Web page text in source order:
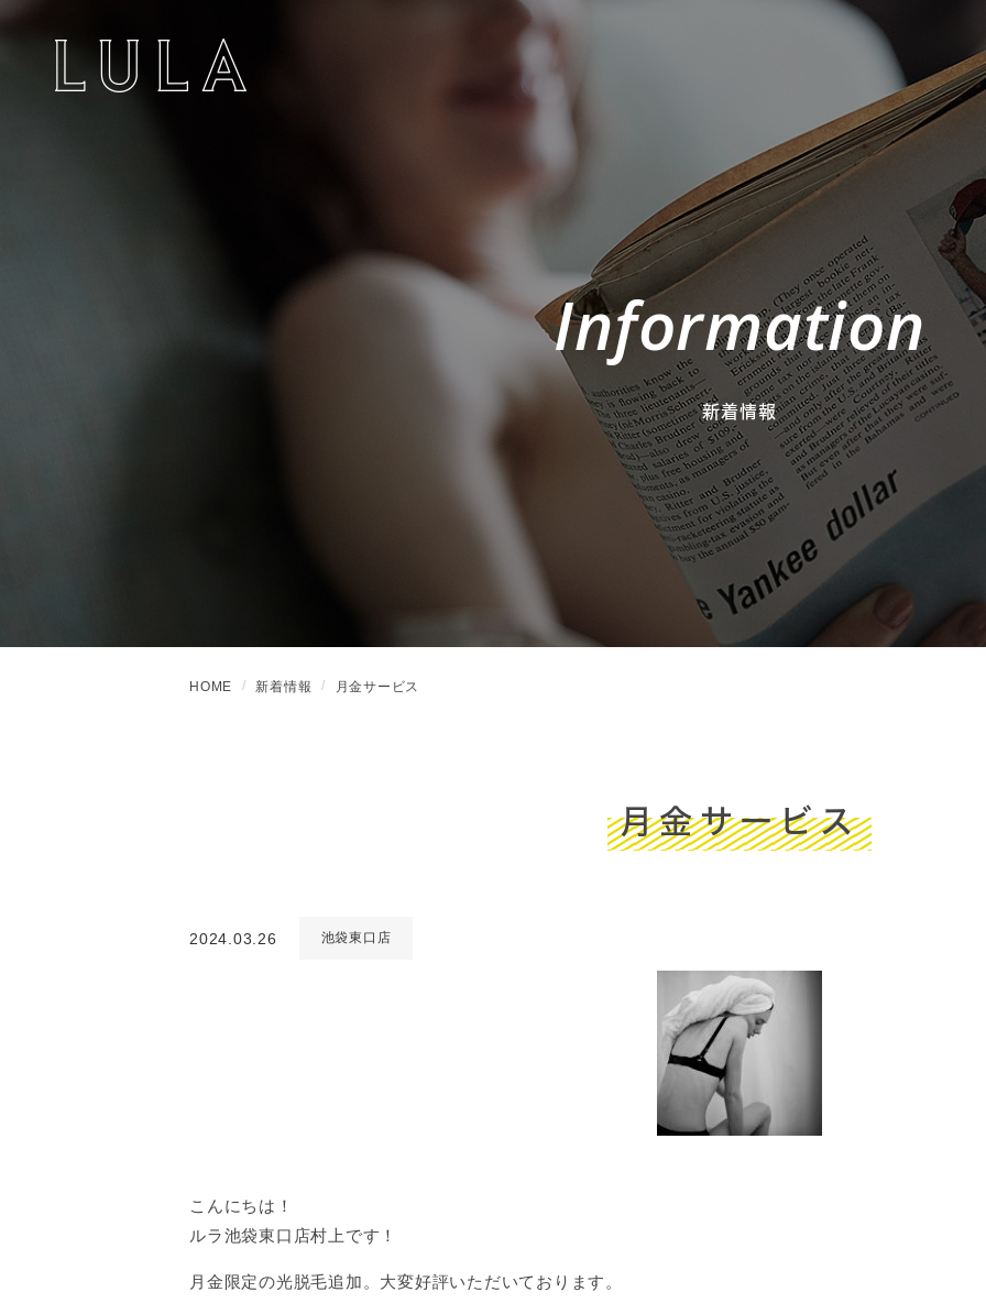
Information
新着情報
HOME 新着情報 月金サービス
月金サービス
2024.03.26 池袋東口店
こんにちは！
ルラ池袋東口店村上です！
月金限定の光脱毛追加。大変好評いただいております。